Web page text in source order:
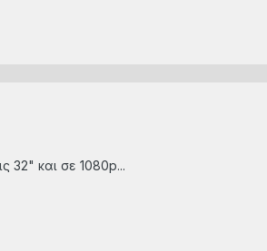
32" και σε 1080p...